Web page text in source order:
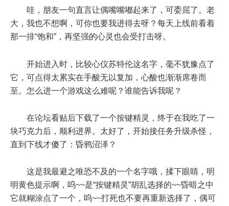
哇，朋友一句直言让偶嘴嘴嘟起来了，可委屈了。老
大，我也不想啊，可你也要我进得去呀？每天上线前看着
那一排“饱和”，再坚强的心灵也会受打击呀。
开始进入时，比较心仪苏特伦这名字，毫不犹豫点了
它，可点得太累实在手酸无以复加，心酸也渐渐席卷而
至。怎么进一个游戏这么难呢？谁能告诉我呢？
在论坛看贴后下载了一个按键精灵，终于在我吃了一
块巧克力后，顺利进界。太好了，开始接任务升级杀怪，
直到下线才傻了：昏鸦沼泽？
这是我最避之唯恐不及的一个名字哦，揉下眼睛，明
明黄色提示啊，呜~~是“按键精灵”胡乱选择的~~昏暗之中
它就糊涂点了一个，呜~~打死也不要再重新选择了，偶可